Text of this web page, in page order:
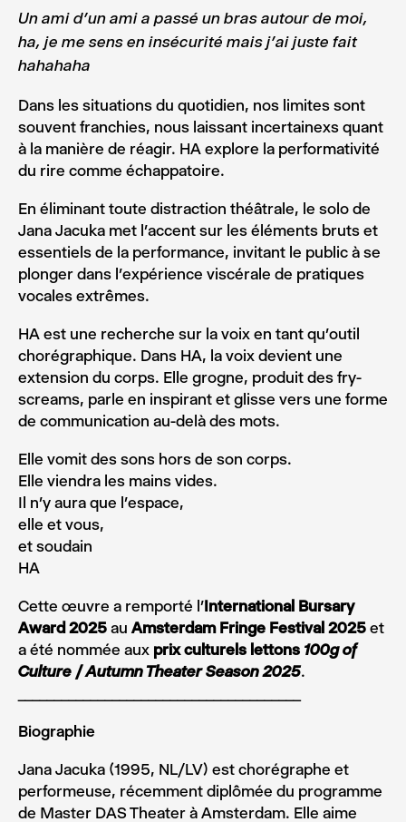
Un ami d’un ami a passé un bras autour de moi,
ha, je me sens en insécurité mais j’ai juste fait
hahahaha
Dans les situations du quotidien, nos limites sont
souvent franchies, nous laissant incertainexs quant
à la manière de réagir. HA explore la performativité
du rire comme échappatoire.
En éliminant toute distraction théâtrale, le solo de
Jana Jacuka met l’accent sur les éléments bruts et
essentiels de la performance, invitant le public à se
plonger dans l’expérience viscérale de pratiques
vocales extrêmes.
HA est une recherche sur la voix en tant qu’outil
chorégraphique. Dans HA, la voix devient une
extension du corps. Elle grogne, produit des fry-
screams, parle en inspirant et glisse vers une forme
de communication au-delà des mots.
Elle vomit des sons hors de son corps.
Elle viendra les mains vides.
Il n’y aura que l’espace,
elle et vous,
et soudain
HA
Cette œuvre a remporté l’International Bursary
Award 2025 au Amsterdam Fringe Festival 2025 et
a été nommée aux prix culturels lettons 100g of
Culture / Autumn Theater Season 2025.
Biographie
Jana Jacuka (1995, NL/LV) est chorégraphe et
performeuse, récemment diplômée du programme
de Master DAS Theater à Amsterdam. Elle aime